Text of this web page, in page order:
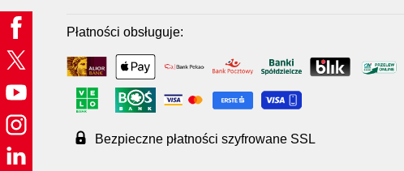
Płatności obsługuje:
Bezpieczne płatności szyfrowane SSL